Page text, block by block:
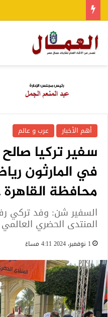
أهم الأخبار عرب و عالم
سفير تركيا
في المارثون
محافظة القاهرة
السفير شن: وفد تركي
المنتدى الحضري العالمي
1 نوفمبر، 2024 4:11 مساءً